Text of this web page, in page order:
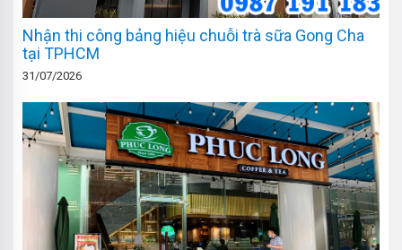
Nhận thi công bảng hiệu chuỗi trà sữa Gong Cha
tại TPHCM
31/07/2026